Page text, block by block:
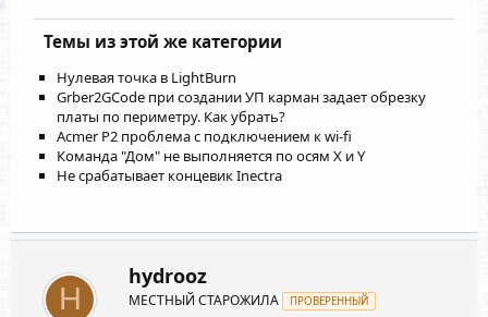
Темы из этой же категории
Нулевая точка в LightBurn
Grber2GCode при создании УП карман задает обрезку
платы по периметру. Как убрать?
Acmer P2 проблема с подключением к wi-fi
Команда "Дом" не выполняется по осям Х и Y
Не срабатывает концевик Inectra
H
hydrooz
МЕСТНЫЙ СТАРОЖИЛА ПРОВЕРЕННЫЙ